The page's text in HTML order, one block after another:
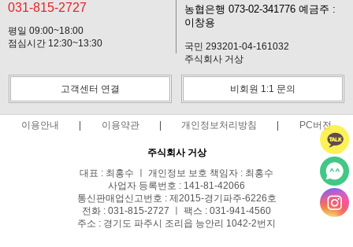
031-815-2727
평일 09:00~18:00
점심시간 12:30~13:30
농협은행 073-02-341776 예금주 :
이창용
국민 293201-04-161032
주식회사 거상
고객센터 연결 비회원 1:1 문의
이용안내 이용약관 개인정보처리방침 PC버전
주식회사 거상
대표 : 최홍수 ㅣ 개인정보 보호 책임자 : 최홍수
사업자 등록번호 : 141-81-42066
통신판매업신고번호 : 제2015-경기파주-6226호
전화 : 031-815-2727 ㅣ 팩스 : 031-941-4560
주소 : 경기도 파주시 조리읍 능안리 1042-2번지